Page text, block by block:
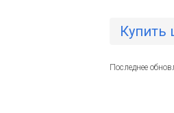
Купить
Последнее